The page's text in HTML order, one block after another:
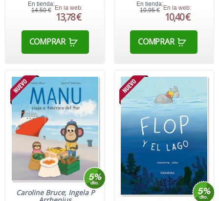
En tienda:
14,50 € En la web:
13,78 €
COMPRAR
En tienda:
10,95 €
En la web:
10,40 €
COMPRAR
Caroline Bruce; Ingela P